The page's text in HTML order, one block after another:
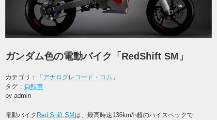
ガンダム色の電動バイク「RedShift SM」
カテゴリ：「 アナログレコード・コム 」
タグ： 自転車
by admin
電動バイク Red Shift SM は、最高時速136km/h超のハイスペックで